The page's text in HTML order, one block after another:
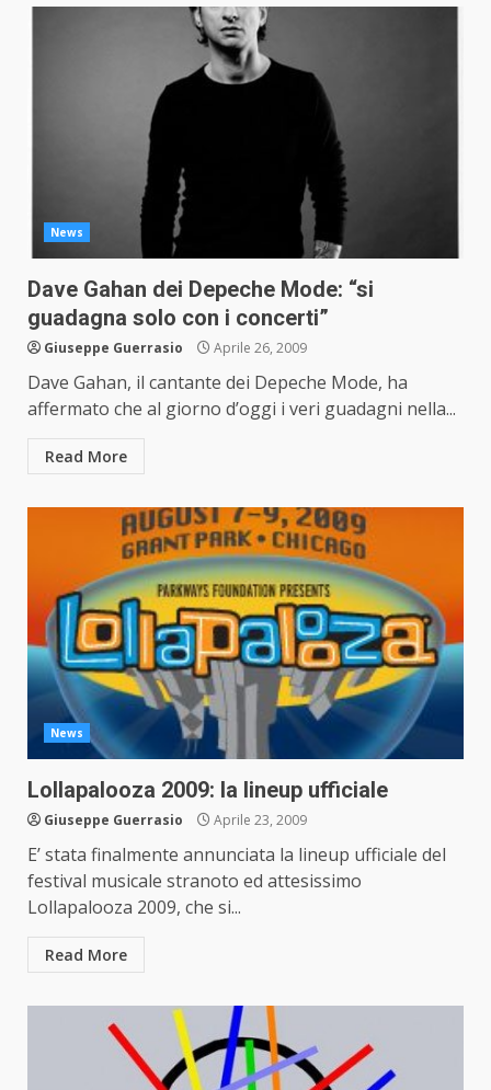
News
Dave Gahan dei Depeche Mode: “si
guadagna solo con i concerti”
Giuseppe Guerrasio Aprile 26, 2009
Dave Gahan, il cantante dei Depeche Mode, ha
affermato che al giorno d’oggi i veri guadagni nella...
Read More
News
Lollapalooza 2009: la lineup ufficiale
Giuseppe Guerrasio Aprile 23, 2009
E’ stata finalmente annunciata la lineup ufficiale del
festival musicale stranoto ed attesissimo
Lollapalooza 2009, che si...
Read More